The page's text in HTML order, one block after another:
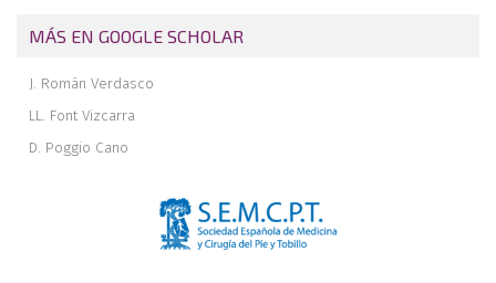
MÁS EN GOOGLE SCHOLAR
J. Román Verdasco
LL. Font Vizcarra
D. Poggio Cano